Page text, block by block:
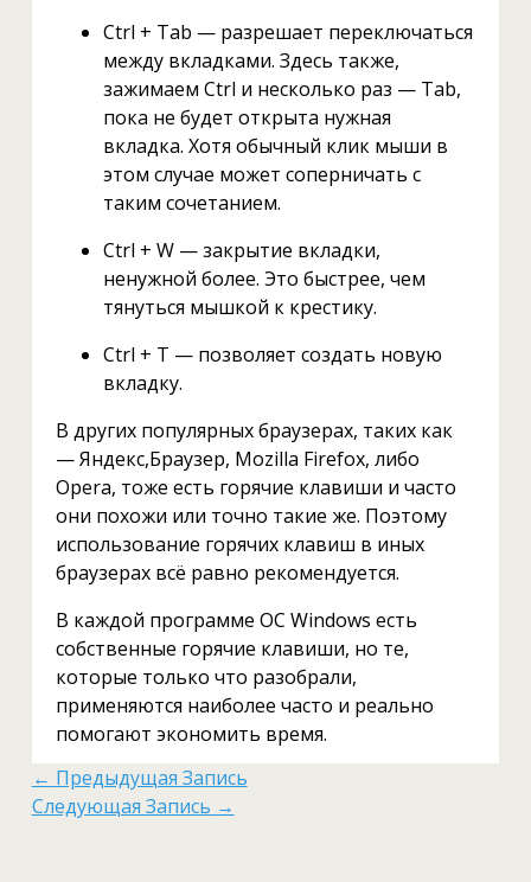
Ctrl + Tab — разрешает переключаться
между вкладками. Здесь также,
зажимаем Ctrl и несколько раз — Tab,
пока не будет открыта нужная
вкладка. Хотя обычный клик мыши в
этом случае может соперничать с
таким сочетанием.
Ctrl + W — закрытие вкладки,
ненужной более. Это быстрее, чем
тянуться мышкой к крестику.
Ctrl + T — позволяет создать новую
вкладку.
В других популярных браузерах, таких как
— Яндекс,Браузер, Mozilla Firefox, либо
Opera, тоже есть горячие клавиши и часто
они похожи или точно такие же. Поэтому
использование горячих клавиш в иных
браузерах всё равно рекомендуется.
В каждой программе ОС Windows есть
собственные горячие клавиши, но те,
которые только что разобрали,
применяются наиболее часто и реально
помогают экономить время.
← Предыдущая Запись
Следующая Запись →